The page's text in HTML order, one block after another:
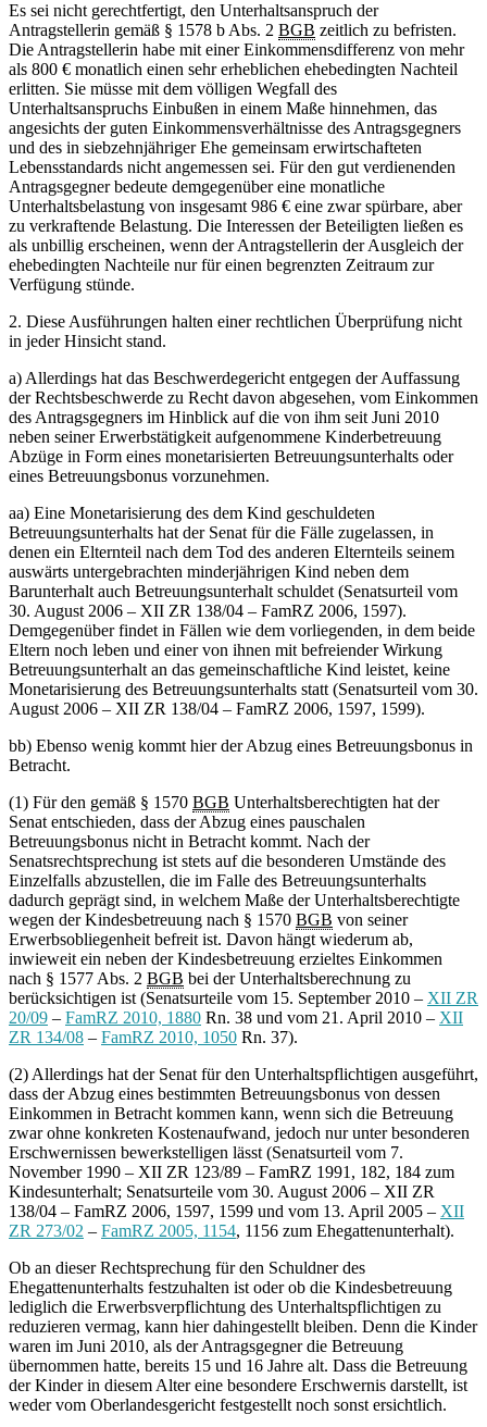
Es sei nicht gerechtfertigt, den Unterhaltsanspruch der
Antragstellerin gemäß § 1578 b Abs. 2 BGB zeitlich zu befristen.
Die Antragstellerin habe mit einer Einkommensdifferenz von mehr
als 800 € monatlich einen sehr erheblichen ehebedingten Nachteil
erlitten. Sie müsse mit dem völligen Wegfall des
Unterhaltsanspruchs Einbußen in einem Maße hinnehmen, das
angesichts der guten Einkommensverhältnisse des Antragsgegners
und des in siebzehnjähriger Ehe gemeinsam erwirtschafteten
Lebensstandards nicht angemessen sei. Für den gut verdienenden
Antragsgegner bedeute demgegenüber eine monatliche
Unterhaltsbelastung von insgesamt 986 € eine zwar spürbare, aber
zu verkraftende Belastung. Die Interessen der Beteiligten ließen es
als unbillig erscheinen, wenn der Antragstellerin der Ausgleich der
ehebedingten Nachteile nur für einen begrenzten Zeitraum zur
Verfügung stünde.
2. Diese Ausführungen halten einer rechtlichen Überprüfung nicht
in jeder Hinsicht stand.
a) Allerdings hat das Beschwerdegericht entgegen der Auffassung
der Rechtsbeschwerde zu Recht davon abgesehen, vom Einkommen
des Antragsgegners im Hinblick auf die von ihm seit Juni 2010
neben seiner Erwerbstätigkeit aufgenommene Kinderbetreuung
Abzüge in Form eines monetarisierten Betreuungsunterhalts oder
eines Betreuungsbonus vorzunehmen.
aa) Eine Monetarisierung des dem Kind geschuldeten
Betreuungsunterhalts hat der Senat für die Fälle zugelassen, in
denen ein Elternteil nach dem Tod des anderen Elternteils seinem
auswärts untergebrachten minderjährigen Kind neben dem
Barunterhalt auch Betreuungsunterhalt schuldet (Senatsurteil vom
30. August 2006 – XII ZR 138/04 – FamRZ 2006, 1597).
Demgegenüber findet in Fällen wie dem vorliegenden, in dem beide
Eltern noch leben und einer von ihnen mit befreiender Wirkung
Betreuungsunterhalt an das gemeinschaftliche Kind leistet, keine
Monetarisierung des Betreuungsunterhalts statt (Senatsurteil vom 30.
August 2006 – XII ZR 138/04 – FamRZ 2006, 1597, 1599).
bb) Ebenso wenig kommt hier der Abzug eines Betreuungsbonus in
Betracht.
(1) Für den gemäß § 1570 BGB Unterhaltsberechtigten hat der
Senat entschieden, dass der Abzug eines pauschalen
Betreuungsbonus nicht in Betracht kommt. Nach der
Senatsrechtsprechung ist stets auf die besonderen Umstände des
Einzelfalls abzustellen, die im Falle des Betreuungsunterhalts
dadurch geprägt sind, in welchem Maße der Unterhaltsberechtigte
wegen der Kindesbetreuung nach § 1570 BGB von seiner
Erwerbsobliegenheit befreit ist. Davon hängt wiederum ab,
inwieweit ein neben der Kindesbetreuung erzieltes Einkommen
nach § 1577 Abs. 2 BGB bei der Unterhaltsberechnung zu
berücksichtigen ist (Senatsurteile vom 15. September 2010 – XII ZR
20/09 – FamRZ 2010, 1880 Rn. 38 und vom 21. April 2010 – XII
ZR 134/08 – FamRZ 2010, 1050 Rn. 37).
(2) Allerdings hat der Senat für den Unterhaltspflichtigen ausgeführt,
dass der Abzug eines bestimmten Betreuungsbonus von dessen
Einkommen in Betracht kommen kann, wenn sich die Betreuung
zwar ohne konkreten Kostenaufwand, jedoch nur unter besonderen
Erschwernissen bewerkstelligen lässt (Senatsurteil vom 7.
November 1990 – XII ZR 123/89 – FamRZ 1991, 182, 184 zum
Kindesunterhalt; Senatsurteile vom 30. August 2006 – XII ZR
138/04 – FamRZ 2006, 1597, 1599 und vom 13. April 2005 – XII
ZR 273/02 – FamRZ 2005, 1154, 1156 zum Ehegattenunterhalt).
Ob an dieser Rechtsprechung für den Schuldner des
Ehegattenunterhalts festzuhalten ist oder ob die Kindesbetreuung
lediglich die Erwerbsverpflichtung des Unterhaltspflichtigen zu
reduzieren vermag, kann hier dahingestellt bleiben. Denn die Kinder
waren im Juni 2010, als der Antragsgegner die Betreuung
übernommen hatte, bereits 15 und 16 Jahre alt. Dass die Betreuung
der Kinder in diesem Alter eine besondere Erschwernis darstellt, ist
weder vom Oberlandesgericht festgestellt noch sonst ersichtlich.